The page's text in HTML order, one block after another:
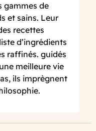
gammes de
et sains. Leur
recettes
d’ingrédients
raffinés. guidés
meilleure vie
ils imprègnent